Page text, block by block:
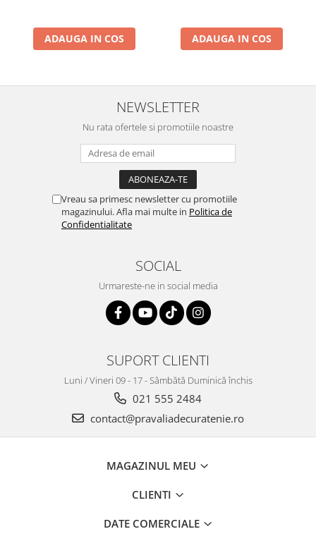
ADAUGA IN COS ADAUGA IN COS
NEWSLETTER
Nu rata ofertele si promotiile noastre
Vreau sa primesc newsletter cu promotiile
magazinului. Afla mai multe in Politica de
Confidentialitate
SOCIAL
Urmareste-ne in social media
SUPORT CLIENTI
Luni / Vineri 09 - 17 - Sâmbătă Duminică închis
021 555 2484
contact@pravaliadecuratenie.ro
MAGAZINUL MEU
CLIENTI
DATE COMERCIALE